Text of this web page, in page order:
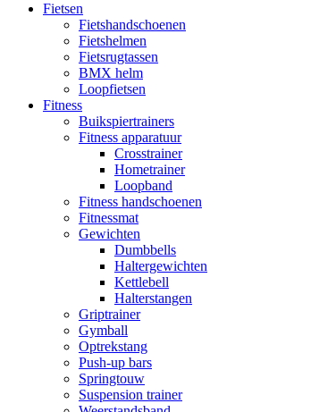
Fietsen
Fietshandschoenen
Fietshelmen
Fietsrugtassen
BMX helm
Loopfietsen
Fitness
Buikspiertrainers
Fitness apparatuur
Crosstrainer
Hometrainer
Loopband
Fitness handschoenen
Fitnessmat
Gewichten
Dumbbells
Haltergewichten
Kettlebell
Halterstangen
Griptrainer
Gymball
Optrekstang
Push-up bars
Springtouw
Suspension trainer